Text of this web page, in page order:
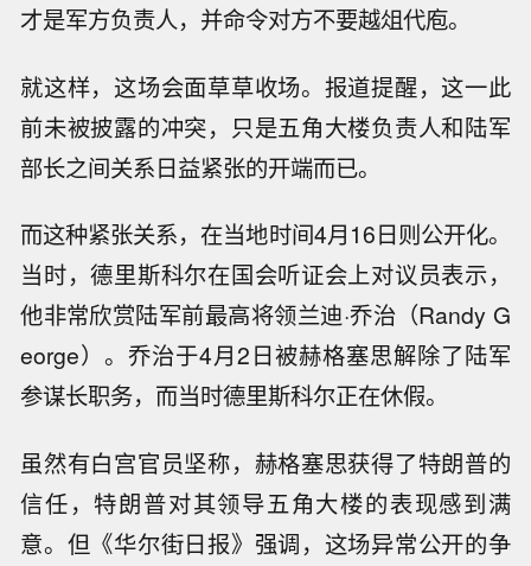
才是军方负责人，并命令对方不要越俎代庖。
就这样，这场会面草草收场。报道提醒，这一此
前未被披露的冲突，只是五角大楼负责人和陆军
部长之间关系日益紧张的开端而已。
而这种紧张关系，在当地时间4月16日则公开化。
当时，德里斯科尔在国会听证会上对议员表示，
他非常欣赏陆军前最高将领兰迪·乔治（Randy G
eorge）。乔治于4月2日被赫格塞思解除了陆军
参谋长职务，而当时德里斯科尔正在休假。
虽然有白宫官员坚称，赫格塞思获得了特朗普的
信任，特朗普对其领导五角大楼的表现感到满
意。但《华尔街日报》强调，这场异常公开的争